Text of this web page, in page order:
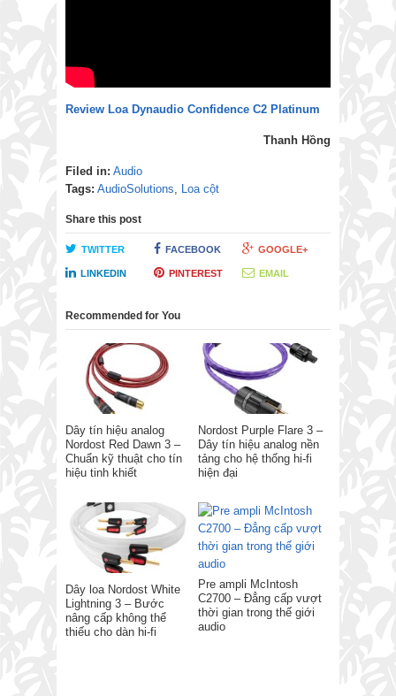
Review Loa Dynaudio Confidence C2 Platinum
Thanh Hồng
Filed in: Audio
Tags: AudioSolutions, Loa cột
Share this post
TWITTER FACEBOOK GOOGLE+
LINKEDIN PINTEREST EMAIL
Recommended for You
Dây tín hiệu analog
Nordost Red Dawn 3 –
Chuẩn kỹ thuật cho tín
hiệu tinh khiết
Nordost Purple Flare 3 –
Dây tín hiệu analog nền
tảng cho hệ thống hi-fi
hiện đại
Dây loa Nordost White
Lightning 3 – Bước
nâng cấp không thể
thiếu cho dàn hi-fi
Pre ampli McIntosh
C2700 – Đẳng cấp vượt
thời gian trong thế giới
audio